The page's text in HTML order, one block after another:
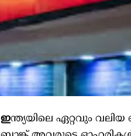
ഇന്ത്യയിലെ ഏറ്റവും